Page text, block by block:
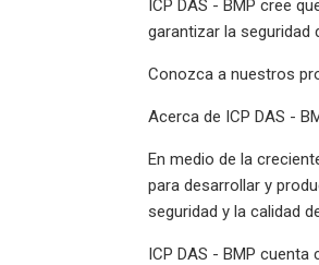
ICP DAS - BMP cree
garantizar la seguridad
Conozca a nuestros
Acerca de ICP DAS -
En medio de la
para desarrollar y
seguridad y la calidad
ICP DAS - BMP